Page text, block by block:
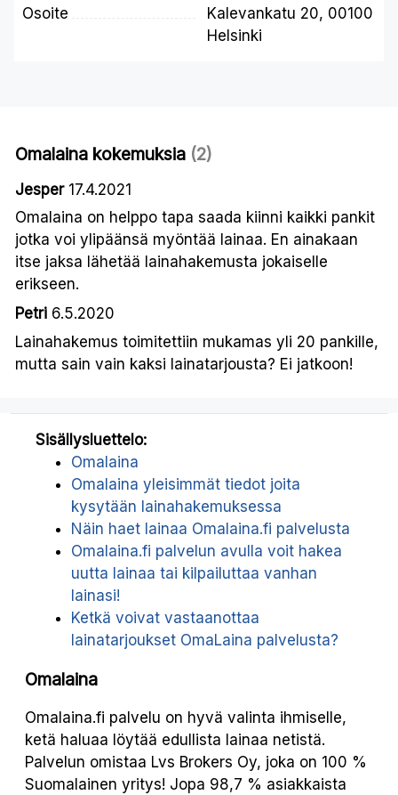
Osoite
Kalevankatu 20, 00100
Helsinki
Omalaina kokemuksia (2)
Jesper 17.4.2021
Omalaina on helppo tapa saada kiinni kaikki pankit
jotka voi ylipäänsä myöntää lainaa. En ainakaan
itse jaksa lähetää lainahakemusta jokaiselle
erikseen.
Petri 6.5.2020
Lainahakemus toimitettiin mukamas yli 20 pankille,
mutta sain vain kaksi lainatarjousta? Ei jatkoon!
Sisällysluettelo:
Omalaina
Omalaina yleisimmät tiedot joita
kysytään lainahakemuksessa
Näin haet lainaa Omalaina.fi palvelusta
Omalaina.fi palvelun avulla voit hakea
uutta lainaa tai kilpailuttaa vanhan
lainasi!
Ketkä voivat vastaanottaa
lainatarjoukset OmaLaina palvelusta?
Omalaina
Omalaina.fi palvelu on hyvä valinta ihmiselle,
ketä haluaa löytää edullista lainaa netistä.
Palvelun omistaa Lvs Brokers Oy, joka on 100 %
Suomalainen yritys! Jopa 98,7 % asiakkaista